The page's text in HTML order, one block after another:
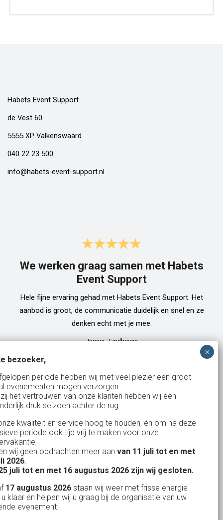
Habets Event Support
de Vest 60
5555 XP Valkenswaard
040 22 23 500
info@habets-event-support.nl
We werken graag samen met Habets
Event Support
Hele fijne ervaring gehad met Habets Event Support. Het
aanbod is groot, de communicatie duidelijk en snel en ze
denken echt met je mee.
Jessie - Eindhoven
327 klanten waarderen ons
Bank: NL15ABNA0561810710
KvK: 17167131
BTW: NL.1678.53.296.B01
bezoeker,
periode hebben wij met veel plezier een groot
evenementen mogen verzorgen.
het vertrouwen van onze klanten hebben wij een
druk seizoen achter de rug.
kwaliteit en service hoog te houden, én om na deze
periode ook tijd vrij te maken voor onze
wij geen opdrachten meer aan van 11 juli tot en met
2026.
juli tot en met 16 augustus 2026 zijn wij gesloten.
17 augustus 2026 staan wij weer met frisse energie
klaar en helpen wij u graag bij de organisatie van uw
evenement.